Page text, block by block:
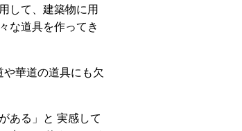
して、建築物に用
な道具を作ってき
華道の道具にも欠
ある」と 実感して